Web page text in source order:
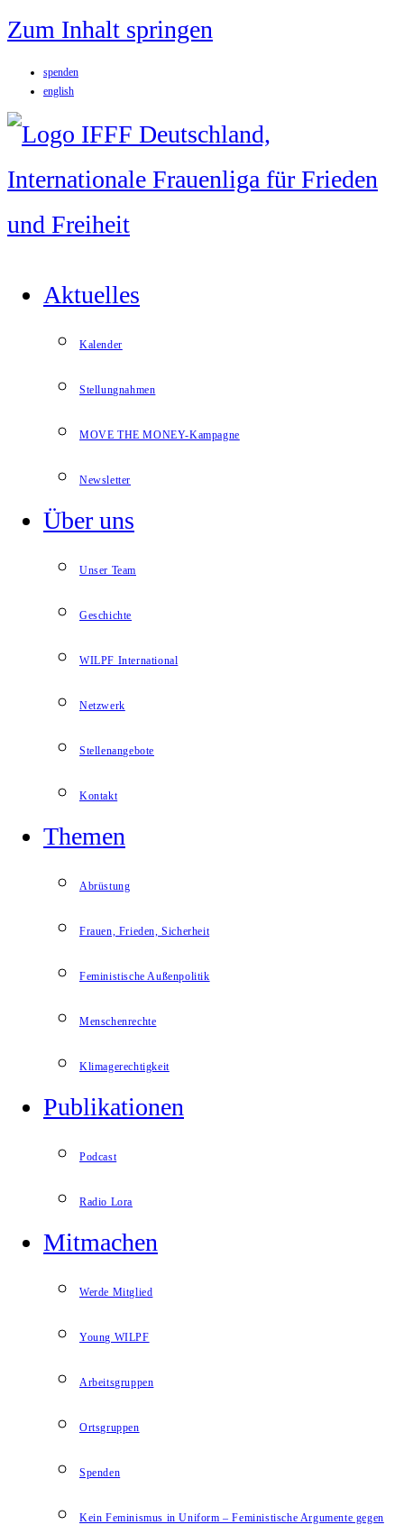
Zum Inhalt springen
spenden
english
Aktuelles
Kalender
Stellungnahmen
MOVE THE MONEY-Kampagne
Newsletter
Über uns
Unser Team
Geschichte
WILPF International
Netzwerk
Stellenangebote
Kontakt
Themen
Abrüstung
Frauen, Frieden, Sicherheit
Feministische Außenpolitik
Menschenrechte
Klimagerechtigkeit
Publikationen
Podcast
Radio Lora
Mitmachen
Werde Mitglied
Young WILPF
Arbeitsgruppen
Ortsgruppen
Spenden
Kein Feminismus in Uniform – Feministische Argumente gegen